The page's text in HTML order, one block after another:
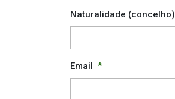
Naturalidade (concelho)
Email *